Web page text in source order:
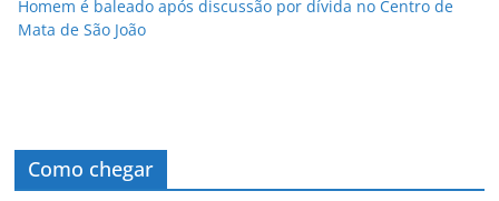
Homem é baleado após discussão por dívida no Centro de
Mata de São João
Como chegar